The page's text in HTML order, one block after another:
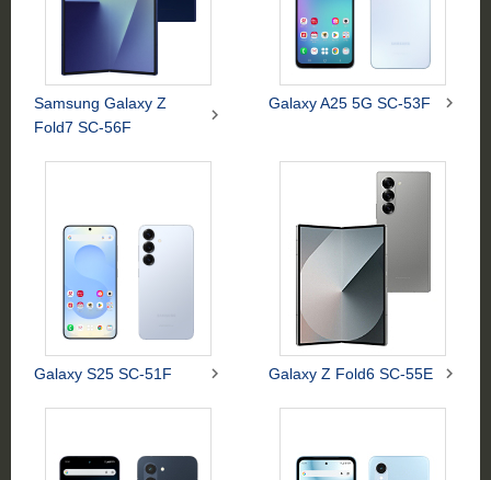
Samsung Galaxy Z
Fold7 SC-56F

Galaxy A25 5G SC-53F 
Galaxy S25 SC-51F  Galaxy Z Fold6 SC-55E 